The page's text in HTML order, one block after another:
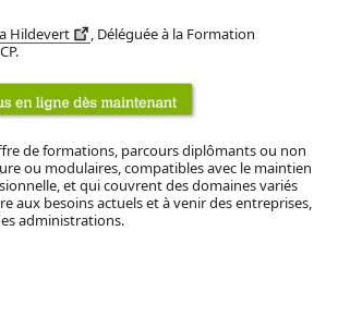
Hildevert
, Déléguée à la Formation
de formations, parcours diplômants ou non
ou modulaires, compatibles avec le maintien
et qui couvrent des domaines variés
aux besoins actuels et à venir des entreprises,
administrations.